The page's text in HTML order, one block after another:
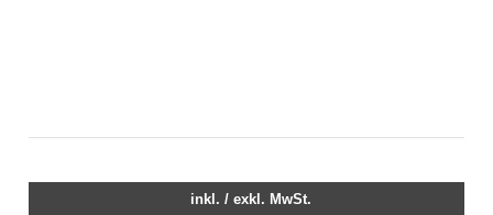
inkl. / exkl. MwSt.